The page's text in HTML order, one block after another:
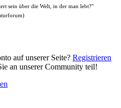
sein über die Welt, in der man lebt?"
auf unserer Seite? Registrieren
an unserer Community teil!